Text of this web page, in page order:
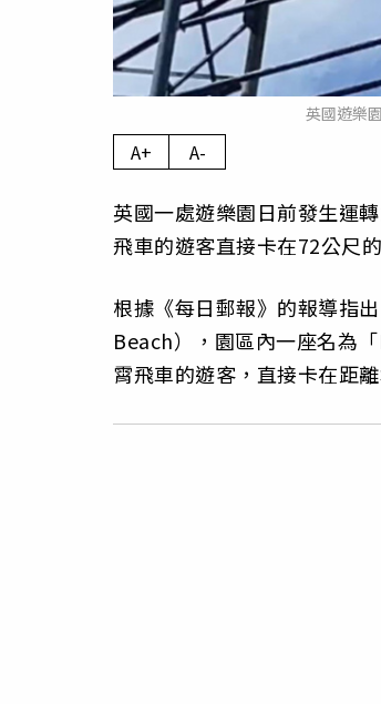
英國遊樂
A+ A-
英國一處遊樂園日前發生運
飛車的遊客直接卡在72公尺
根據《每日郵報》的報導指
Beach），園區內一座名為
霄飛車的遊客，直接卡在距